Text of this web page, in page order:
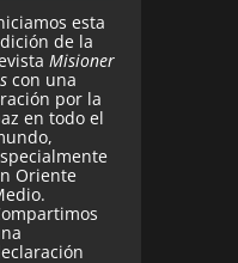
esta
de la
Misioner
con una
por la
en todo el
Oriente